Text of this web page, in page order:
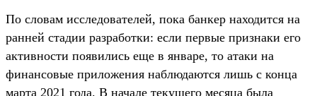
По словам исследователей, пока банкер находится на
ранней стадии разработки: если первые признаки его
активности появились еще в январе, то атаки на
финансовые приложения наблюдаются лишь с конца
марта 2021 года. В начале текущего месяца была